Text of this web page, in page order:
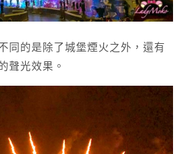
同的是除了城堡煙火之外，還有
聲光效果。